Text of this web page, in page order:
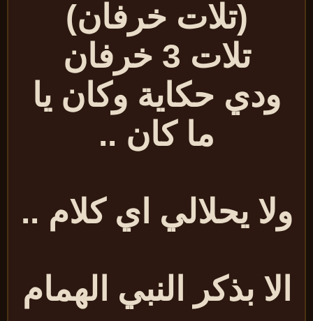
(تلات خرفان)
تلات 3 خرفان
ودي حكاية وكان يا
ما كان ..
يحلالي اي كلام ..
الا بذكر النبي الهمام